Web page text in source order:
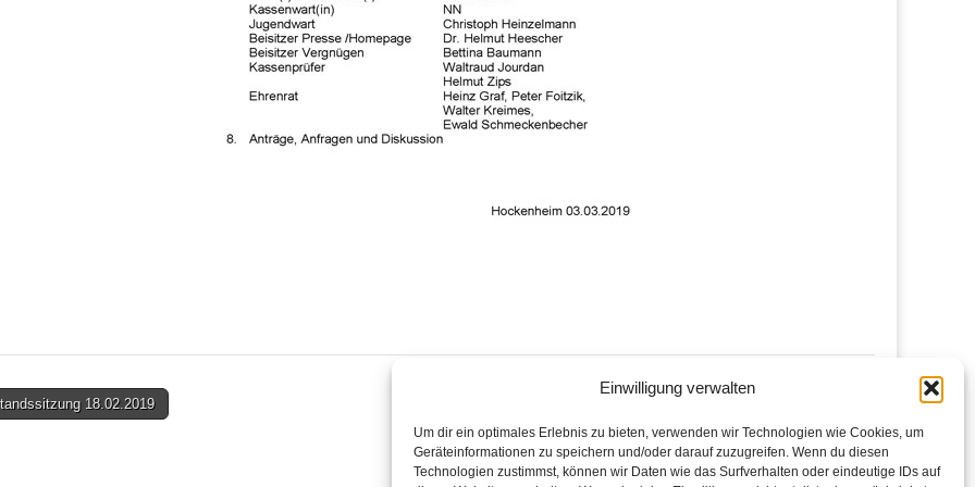
Einwilligung verwalten
Um dir ein optimales Erlebnis zu bieten, verwenden wir Technologien wie Cookies, um
Geräteinformationen zu speichern und/oder darauf zuzugreifen. Wenn du diesen
Technologien zustimmst, können wir Daten wie das Surfverhalten oder eindeutige IDs auf
18.02.2019